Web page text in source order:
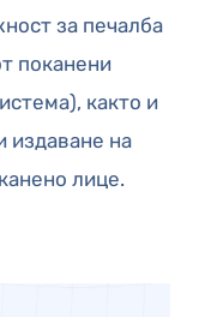
за печалба
поканени
както и
издаване на
лице.